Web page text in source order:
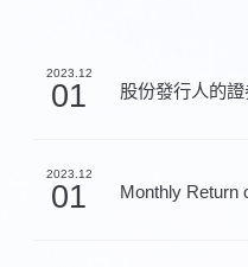
2023.12
01 股份發行人的
2023.12
01 Monthly Return